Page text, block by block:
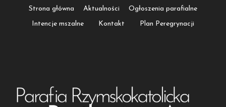
Strona główna Aktualności Ogłoszenia parafialne
Intencje mszalne Kontakt Plan Peregrynacji